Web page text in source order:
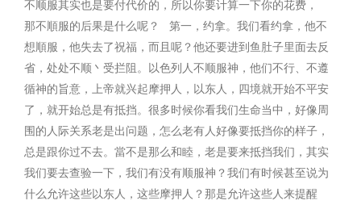
不顺服其实也是要付代价的，所以你要计算一下你的花费，
那不順服的后果是什么呢？
第一，约拿。我们看约拿，他不
想順服，他失去了祝福，而且呢？他还要进到鱼肚子里面去反
省，处处不顺丶受拦阻。以色列人不顺服神，他们不行、不遵
循神的旨意，上帝就兴起摩押人，以东人，四境就开始不平安
了，就开始总是有抵挡。很多时候你看我们生命当中，好像周
围的人际关系老是出问题，怎么老有人好像要抵挡你的样子，
总是跟你过不去。當不是那么和睦，老是要来抵挡我们，其实
我们要去查验一下，我们有没有顺服神？我们有时候甚至说为
什么允许这些以东人，这些摩押人？那是允许这些人来提醒